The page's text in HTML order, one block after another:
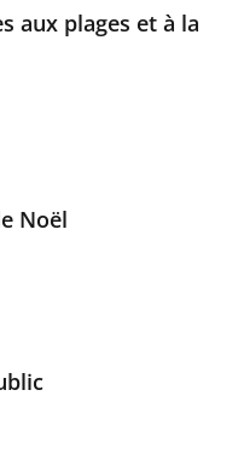
aux plages et à la
Noël